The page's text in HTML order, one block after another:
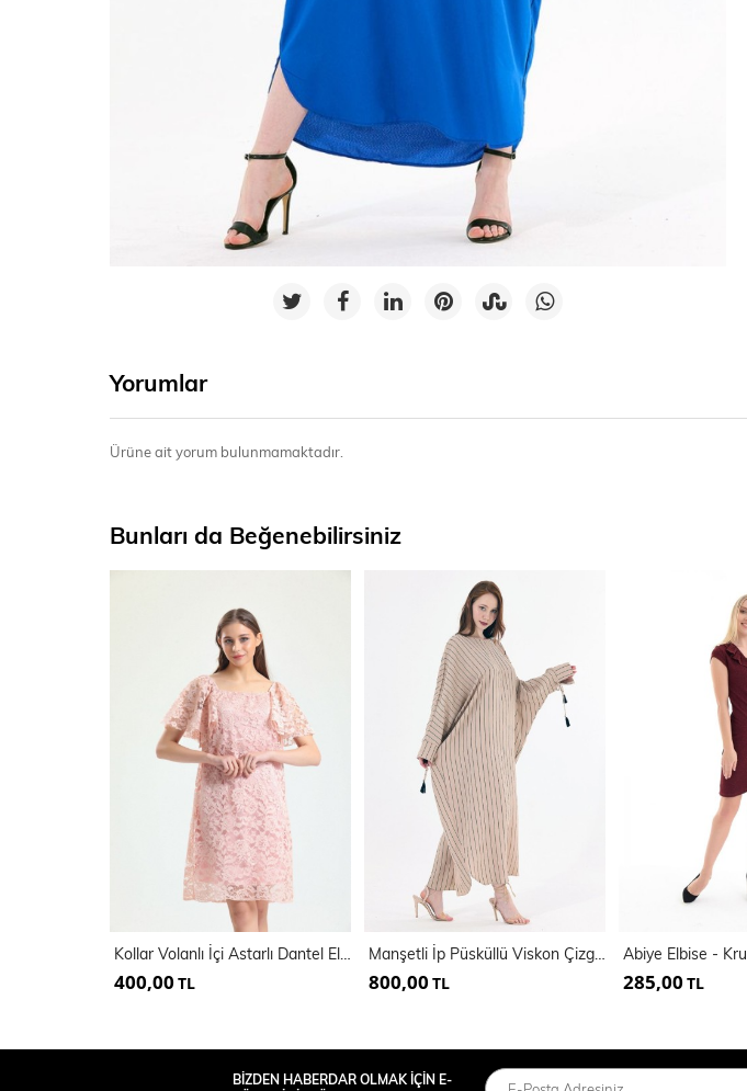
Yorumlar
Ürüne ait yorum bulunmamaktadır.
Bunları da Beğenebilirsiniz
Kollar Volanlı İçi Astarlı Dantel Elbise | Elb33541
400,00 TL
Manşetli İp Püsküllü Viskon Çizgili Kimono | KMN35613
800,00 TL 285,00 TL
BİZDEN HABERDAR OLMAK İÇİN E-